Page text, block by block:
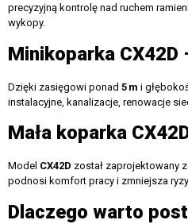
precyzyjną kontrolę nad ruchem
wykopy.
Minikoparka
Dzięki zasięgowi ponad 5 m i
instalacyjne, kanalizacje, renowacje
Mała koparka
Model CX42D został zaprojektowany
podnosi komfort pracy i zmniejsza
Dlaczego warto